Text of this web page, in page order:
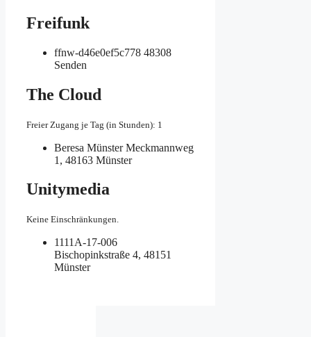
Freifunk
ffnw-d46e0ef5c778 48308
Senden
The Cloud
Freier Zugang je Tag (in Stunden): 1
Beresa MünsterMeckmannweg
1, 48163 Münster
Unitymedia
Keine Einschränkungen.
1111A-17-006
Bischopinkstraße 4, 48151
Münster